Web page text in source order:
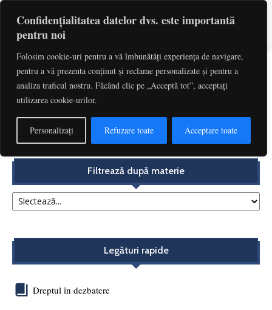
Confidențialitatea datelor dvs. este importantă
pentru noi
Folosim cookie-uri pentru a vă îmbunătăți experiența de navigare,
pentru a vă prezenta conținut și reclame personalizate și pentru a
analiza traficul nostru. Făcând clic pe „Acceptă tot”, acceptați
utilizarea cookie-urilor.
Personalizați Refuzare toate Acceptare toate
Etichetă: Fatorie
Cât de nerecuperabil este TVA-ul facturat eronat, cu
încălcarea taxării inverse. Taxarea inversă, între...
Redactia - noiembrie 13, 2017
Filtrează după materie
Legături rapide
Dreptul în dezbatere